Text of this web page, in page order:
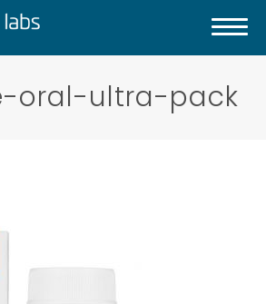
oral-ultra-pack